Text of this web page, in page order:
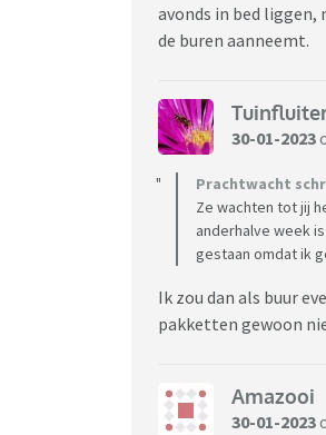
avonds in bed liggen,
de buren aanneemt.
30-01-2023
Prachtwacht
Ze wachten tot jij
anderhalve week
gestaan omdat ik
Ik zou dan als buur
pakketten gewoon
Amazooi
30-01-2023